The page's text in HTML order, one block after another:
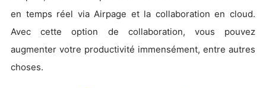
en temps réel via Airpage et la collaboration en cloud.
Avec cette option de collaboration, vous pouvez
augmenter votre productivité immensément, entre autres
choses.